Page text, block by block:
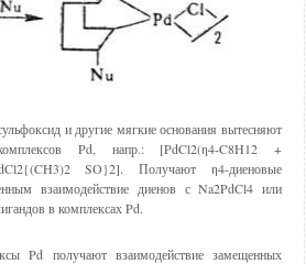
и другие мягкие основания вытесняют
Pd, напр.: [PdCl2(η4-C8H12 +
SO}2]. Получают η4-диеновые
взаимодействие диенов с Na2PdCl4 или
в комплексах Pd.
Pd получают взаимодействие замещенных